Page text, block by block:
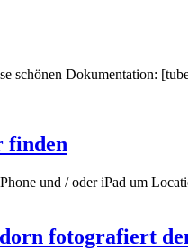
schönen Dokumentation:
finden
und / oder iPad um
fotografiert